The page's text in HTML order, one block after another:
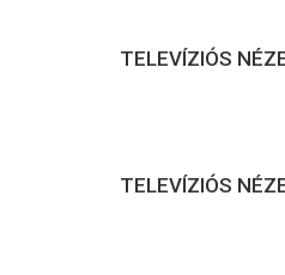
TELEVÍZIÓS
TELEVÍZIÓS